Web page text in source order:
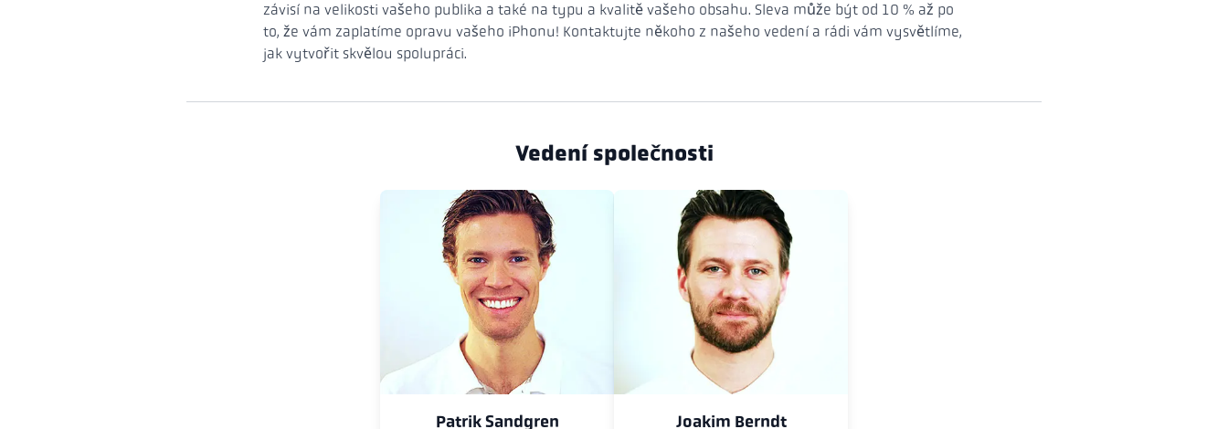
závisí na velikosti vašeho publika a také na typu a kvalitě vašeho obsahu. Sleva může být od 10 % až po
to, že vám zaplatíme opravu vašeho iPhonu! Kontaktujte někoho z našeho vedení a rádi vám vysvětlíme,
jak vytvořit skvělou spolupráci.
Vedení společnosti
Patrik Sandgren Joakim Berndt